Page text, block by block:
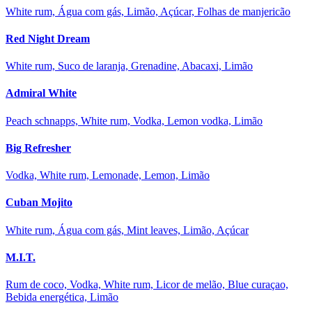
White rum, Água com gás, Limão, Açúcar, Folhas de manjericão
Red Night Dream
White rum, Suco de laranja, Grenadine, Abacaxi, Limão
Admiral White
Peach schnapps, White rum, Vodka, Lemon vodka, Limão
Big Refresher
Vodka, White rum, Lemonade, Lemon, Limão
Cuban Mojito
White rum, Água com gás, Mint leaves, Limão, Açúcar
M.I.T.
Rum de coco, Vodka, White rum, Licor de melão, Blue curaçao,
Bebida energética, Limão